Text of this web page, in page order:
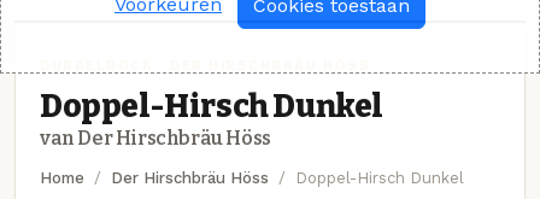
Doppel-Hirsch Dunkel
van Der Hirschbräu Höss
Home Der Hirschbräu Höss Doppel-Hirsch Dunkel
Cookies toestaan